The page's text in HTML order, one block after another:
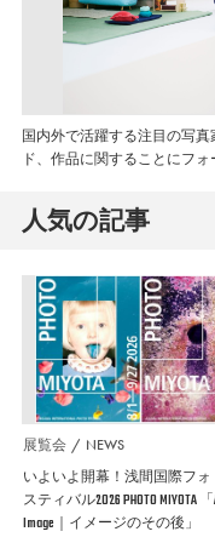
国内外で活躍する注目の写
ド、作品に関することにフォ
人気の記事
展覧会 NEWS
いよいよ開幕！浅間国際フォ
スティバル2026 PHOTO MIYOTA
Image｜イメージのその後」